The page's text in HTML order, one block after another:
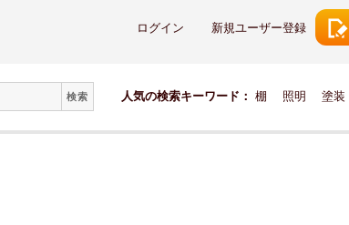
新規ユーザー登録
ログイン
検索 人気の検索キーワード： 棚 照明 塗装